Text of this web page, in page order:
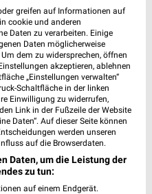
greifen auf Informationen auf
cookie und anderen
Daten zu verarbeiten. Einige
Daten möglicherweise
dem zu widersprechen, öffnen
akzeptieren, ablehnen
„Einstellungen verwalten“
Schaltfläche in der linken
Einwilligung zu widerrufen,
Link in der Fußzeile der Website
Daten“. Auf dieser Seite können
werden unseren
auf die Browserdaten.
Daten, um die Leistung der
zu tun:
auf einem Endgerät.